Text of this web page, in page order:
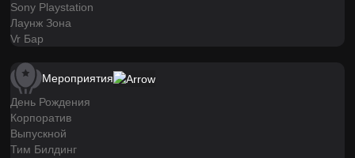
Sony Playstation
Лаунж Зона
Vr Бар
Мероприятия
День Рождения
Корпоратив
Выпускной
Тим Билдинг